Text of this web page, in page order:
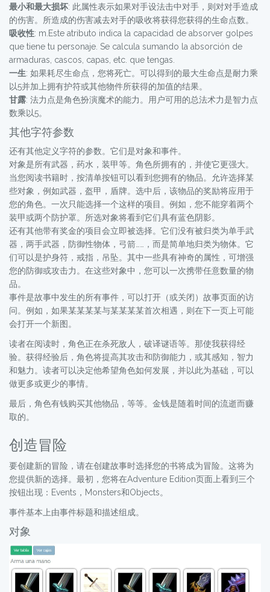
最小和最大损坏: 此属性表示如果对手设法击中对手，则对对手造成
的伤害。所造成的伤害减去对手的吸收将获得您获得的生命点数。
吸收性: m.Este atributo indica la capacidad de absorver golpes
que tiene tu personaje. Se calcula sumando la absorción de
armaduras, cascos, capas, etc. que tengas.
一生: 如果耗尽生命点，您将死亡。可以得到的最大生命点是耐力乘
以5并加上拥有护符或其他物件所获得的加值的结果。
甘露: 法力点是角色扮演魔术的能力。用户可用的总法术力是智力点
数乘以5。
其他字符参数
还有其他定义字符的参数。它们是对象和事件。
对象是所有武器，药水，装甲等。角色所拥有的，并使它更强大。
当您阅读书籍时，按清单按钮可以看到您拥有的物品。允许选择某
些对象，例如武器，盔甲，盾牌。选中后，该物品的奖励将应用于
您的角色。一次只能选择一个这样的项目。例如，您不能穿着两个
装甲或两个防护罩。所选对象将看到它们具有蓝色阴影。
还有其他带有奖金的项目会立即被选择。它们没有被归类为单手武
器，两手武器，防御性物体，弓箭……，而是简单地归类为物体。它
们可以是护身符，戒指，吊坠。其中一些具有神奇的属性，可增强
您的防御或攻击力。在这些对象中，您可以一次携带任意数量的物
品。
事件是故事中发生的所有事件，可以打开（或关闭）故事页面的访
问。例如，如果某某某某与某某某某首次相遇，则在下一页上可能
会打开一个新图。
读者在阅读时，角色正在杀死敌人，破译谜语等。那使我获得经
验。获得经验后，角色将提高其攻击和防御能力，或其感知，智力
和魅力。读者可以决定他希望角色如何发展，并以此为基础，可以
做更多或更少的事情。
最后，角色有钱购买其他物品，等等。金钱是随着时间的流逝而赚
取的。
创造冒险
要创建新的冒险，请在创建故事时选择您的书将成为冒险。这将为
您提供新的选择。最初，您将在Adventure Edition页面上看到三个
按钮出现：Events，Monsters和Objects。
事件基本上由事件标题和描述组成。
对象